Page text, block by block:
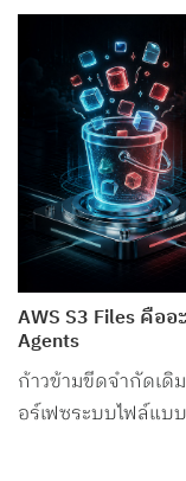
AWS S3 Files คืออ
Agents
ก้าวข้ามขีดจำกัดเดิม
อร์เฟซระบบไฟล์แบ